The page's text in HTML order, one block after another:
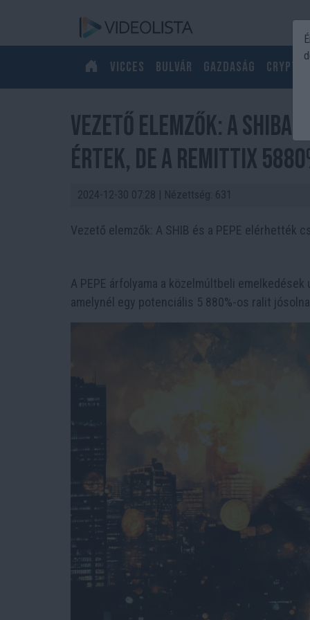
Vicces Bulvár Gazdaság Crypto
Vezető elemzők: A Shiba
értek, de a Remittix
2024-12-30 07:28 | Nézettség: 631
Vezető elemzők: A SHIB és a PEPE elérhették
A PEPE árfolyama a közelmúltbeli
amelynél egy potenciális 5 880%-os ralit